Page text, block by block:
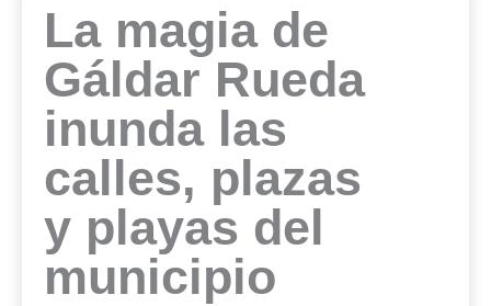
La magia de
Gáldar Rueda
inunda las
calles, plazas
y playas del
municipio